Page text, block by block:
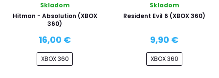
Skladom
Hitman - Absolution (XBOX
360)
16,00 €
XBOX 360
Skladom
Resident Evil 6 (XBOX 360)
9,90 €
XBOX 360